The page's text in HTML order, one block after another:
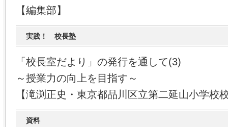
【編集部】
実践！ 校長塾
「校長室だより」の発行を通して(3)
～授業力の向上を目指す～
【滝渕正史・東京都品川区立第二延山小学校
資料